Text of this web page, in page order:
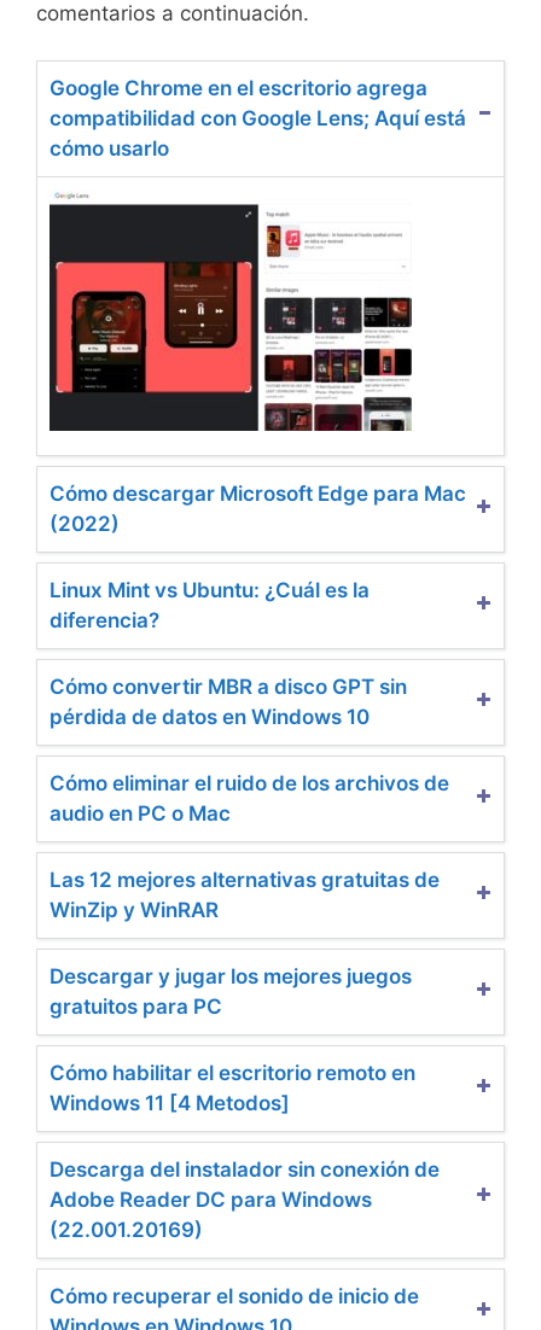
comentarios a continuación.
Google Chrome en el escritorio agrega
compatibilidad con Google Lens; Aquí está
cómo usarlo
Cómo descargar Microsoft Edge para Mac
(2022)
Linux Mint vs Ubuntu: ¿Cuál es la
diferencia?
Cómo convertir MBR a disco GPT sin
pérdida de datos en Windows 10
Cómo eliminar el ruido de los archivos de
audio en PC o Mac
Las 12 mejores alternativas gratuitas de
WinZip y WinRAR
Descargar y jugar los mejores juegos
gratuitos para PC
Cómo habilitar el escritorio remoto en
Windows 11 [4 Metodos]
Descarga del instalador sin conexión de
Adobe Reader DC para Windows
(22.001.20169)
Cómo recuperar el sonido de inicio de